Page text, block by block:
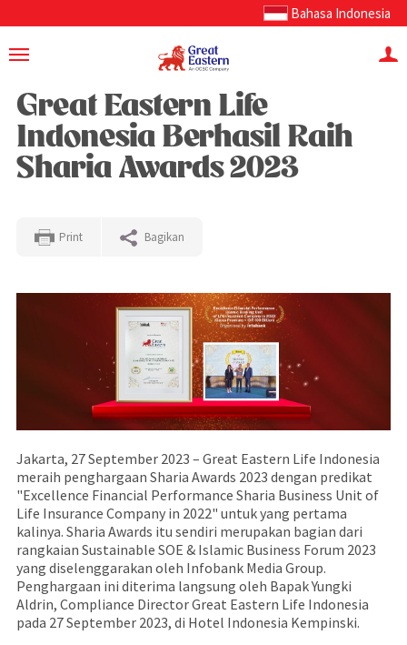
Bahasa Indonesia
Great Eastern Life
Indonesia Berhasil Raih
Sharia Awards 2023
Print Bagikan
Jakarta, 27 September 2023 – Great Eastern Life Indonesia
meraih penghargaan Sharia Awards 2023 dengan predikat
"Excellence Financial Performance Sharia Business Unit of
Life Insurance Company in 2022" untuk yang pertama
kalinya. Sharia Awards itu sendiri merupakan bagian dari
rangkaian Sustainable SOE & Islamic Business Forum 2023
yang diselenggarakan oleh Infobank Media Group.
Penghargaan ini diterima langsung oleh Bapak Yungki
Aldrin, Compliance Director Great Eastern Life Indonesia
pada 27 September 2023, di Hotel Indonesia Kempinski.